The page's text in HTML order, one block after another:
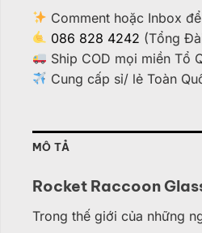
Comment hoặc Inbox
086 828 4242 (Tổng
Ship COD mọi miền Tổ
Cung cấp sỉ/ lẻ Toàn
MÔ TẢ
Rocket Raccoon
Trong thế giới của những